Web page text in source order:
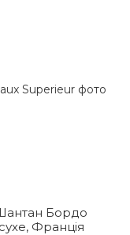
Бордо
Франція